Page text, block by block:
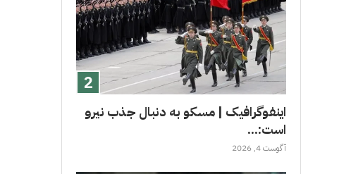
اینفوگرافیک | مسکو به دنبال جذب نیرو
است:...
آگوست 4, 2026